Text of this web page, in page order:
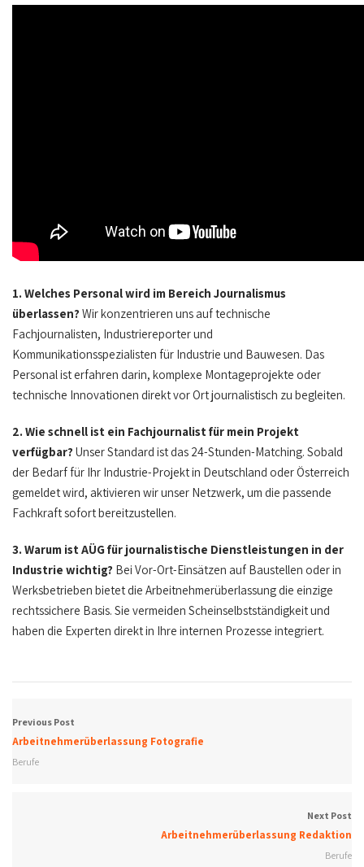
1. Welches Personal wird im Bereich Journalismus
überlassen? Wir konzentrieren uns auf technische
Fachjournalisten, Industriereporter und
Kommunikationsspezialisten für Industrie und Bauwesen. Das
Personal ist erfahren darin, komplexe Montageprojekte oder
technische Innovationen direkt vor Ort journalistisch zu begleiten.
2. Wie schnell ist ein Fachjournalist für mein Projekt
verfügbar? Unser Standard ist das 24-Stunden-Matching. Sobald
der Bedarf für Ihr Industrie-Projekt in Deutschland oder Österreich
gemeldet wird, aktivieren wir unser Netzwerk, um die passende
Fachkraft sofort bereitzustellen.
3. Warum ist AÜG für journalistische Dienstleistungen in der
Industrie wichtig? Bei Vor-Ort-Einsätzen auf Baustellen oder in
Werksbetrieben bietet die Arbeitnehmerüberlassung die einzige
rechtssichere Basis. Sie vermeiden Scheinselbstständigkeit und
haben die Experten direkt in Ihre internen Prozesse integriert.
Previous Post
Arbeitnehmerüberlassung Fotografie
Berufe
Next Post
Arbeitnehmerüberlassung Redaktion
Berufe